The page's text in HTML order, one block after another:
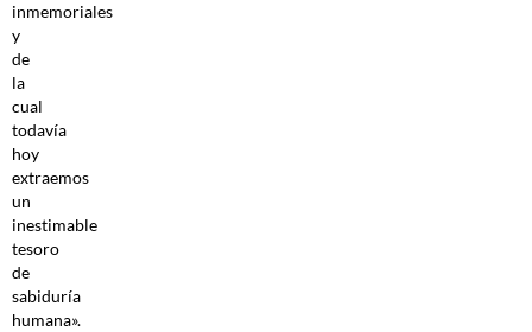
inmemoriales
y
de
la
cual
todavía
hoy
extraemos
un
inestimable
tesoro
de
sabiduría
humana».